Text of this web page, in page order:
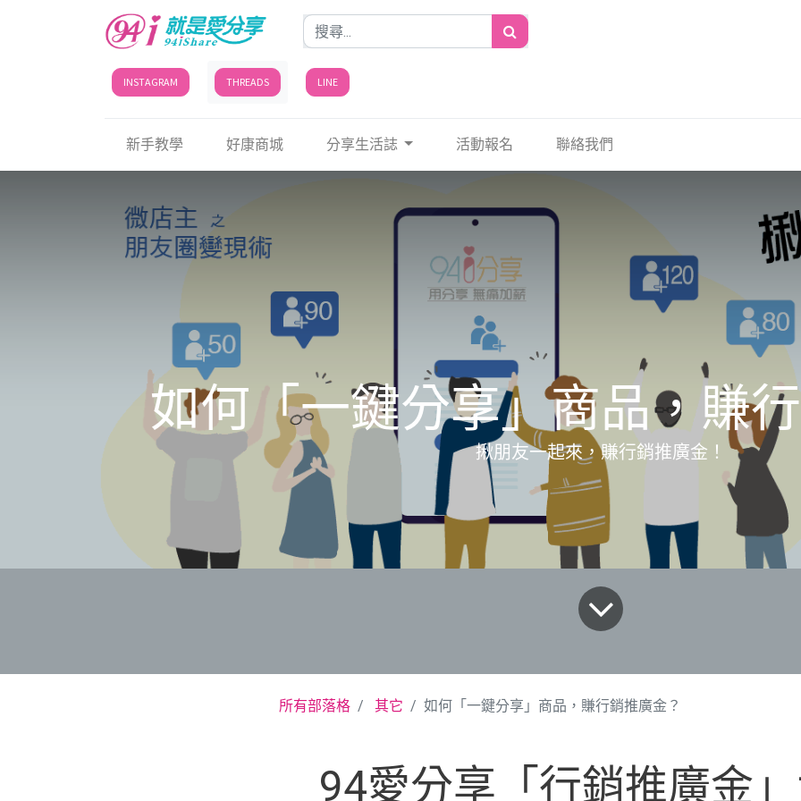
INSTAGRAM THREADS LINE
新手教學 好康商城 分享生活誌 活動報名 聯絡我們
如何「一鍵分享」商品，賺
揪朋友一起來，賺行銷推廣金！
所有部落格 其它 如何「一鍵分享」商品，賺行銷推廣金？
94愛分享「行銷推廣金